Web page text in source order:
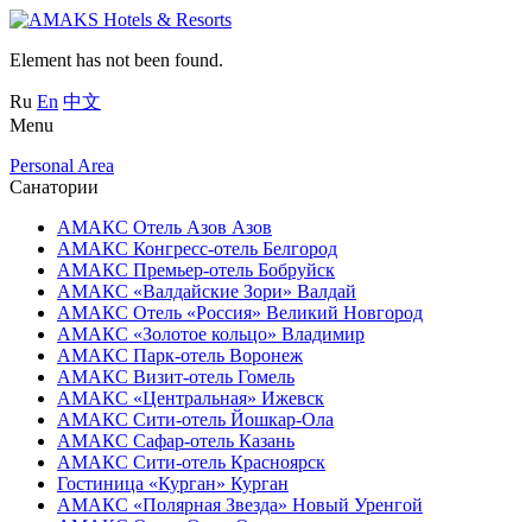
Element has not been found.
Ru En 中文
Menu
Personal Area
Санатории
АМАКС Отель ‎Азов Азов
АМАКС Конгресс-отель Белгород
АМАКС Премьер-отель Бобруйск
АМАКС «‎Валдайские Зори» Валдай
АМАКС Отель «‎Россия» Великий Новгород
АМАКС «‎Золотое кольцо» Владимир
АМАКС Парк-отель Воронеж
АМАКС Визит-отель Гомель
АМАКС «‎Центральная» Ижевск
АМАКС Сити-отель Йошкар-Ола
АМАКС Сафар-отель Казань
АМАКС Сити-отель Красноярск
Гостиница «‎Курган» Курган
АМАКС «Полярная Звезда» Новый Уренгой